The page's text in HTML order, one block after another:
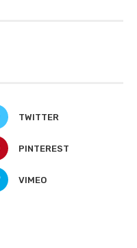
TWITTER
PINTEREST
VIMEO